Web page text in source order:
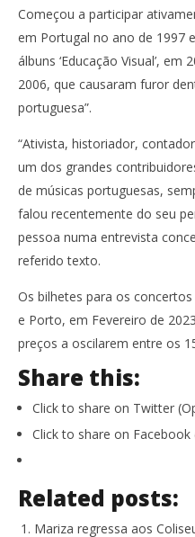
Começou a participar
em Portugal no ano de 1997
álbuns ‘Educação Visual’, em
2006, que causaram furor
portuguesa”.
“Ativista, historiador,
um dos grandes
de músicas portuguesas,
falou recentemente do seu
pessoa numa entrevista
referido texto.
Os bilhetes para os
e Porto, em Fevereiro de
preços a oscilarem entre os
Share this:
Click to share on Twitter
Click to share on
Related posts:
Mariza regressa aos